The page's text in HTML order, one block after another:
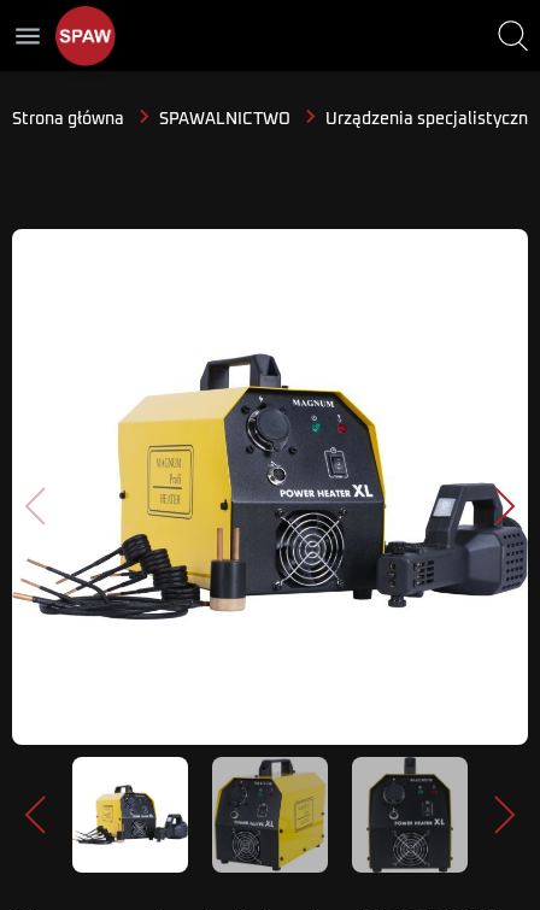
menu
Strona główna SPAWALNICTWO Urządzenia specjalistyczne
Poprzedni
Poprzedni